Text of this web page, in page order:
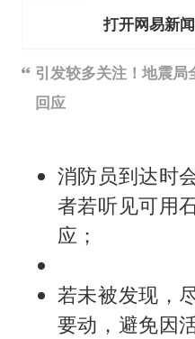
打开网易新
引发较多关注！地震
回应
消防员到达时
者若听见可用
应；
若未被发现，
要动，避免因